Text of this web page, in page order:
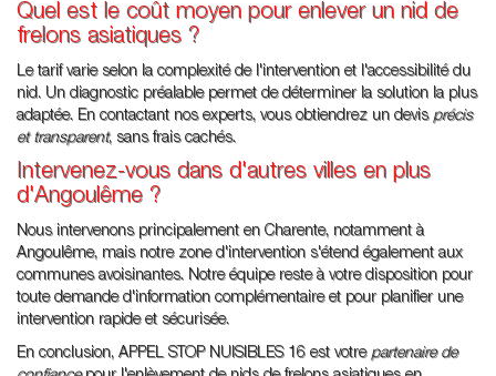
Quel est le coût moyen pour enlever un nid de
frelons asiatiques ?
Le tarif varie selon la complexité de l'intervention et l'accessibilité du
nid. Un diagnostic préalable permet de déterminer la solution la plus
adaptée. En contactant nos experts, vous obtiendrez un devis précis
et transparent, sans frais cachés.
Intervenez-vous dans d'autres villes en plus
d'Angoulême ?
Nous intervenons principalement en Charente, notamment à
Angoulême, mais notre zone d'intervention s'étend également aux
communes avoisinantes. Notre équipe reste à votre disposition pour
toute demande d'information complémentaire et pour planifier une
intervention rapide et sécurisée.
En conclusion, APPEL STOP NUISIBLES 16 est votre partenaire de